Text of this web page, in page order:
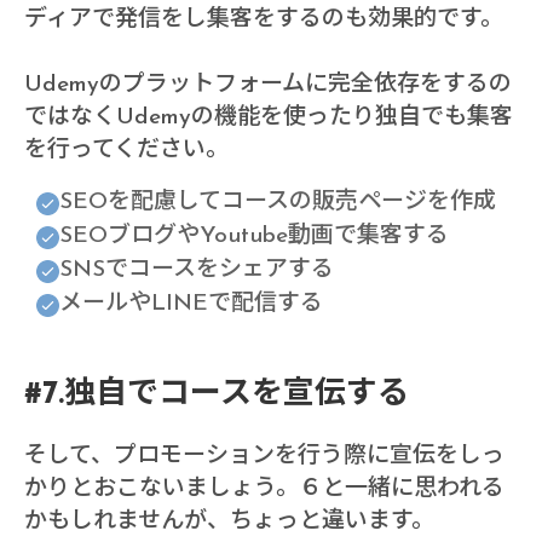
ディアで発信をし集客をするのも効果的です。
Udemyのプラットフォームに完全依存をするの
ではなくUdemyの機能を使ったり独自でも集客
を行ってください。
SEOを配慮してコースの販売ページを作成
SEOブログやYoutube動画で集客する
SNSでコースをシェアする
メールやLINEで配信する
#7.独自でコースを宣伝する
そして、プロモーションを行う際に宣伝をしっ
かりとおこないましょう。６と一緒に思われる
かもしれませんが、ちょっと違います。